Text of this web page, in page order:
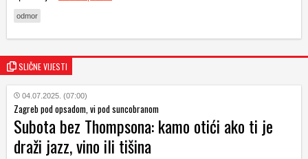
odmor
SLIČNE VIJESTI
04.07.2025. (07:00)
Zagreb pod opsadom, vi pod suncobranom
Subota bez Thompsona: kamo otići ako ti je
draži jazz, vino ili tišina